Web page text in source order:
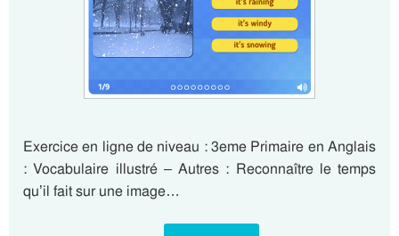
Exercice en ligne de niveau : 3eme Primaire en Anglais
: Vocabulaire illustré – Autres : Reconnaître le temps
qu’il fait sur une image…